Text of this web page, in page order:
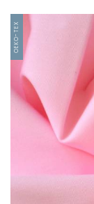
OEKO-TEX